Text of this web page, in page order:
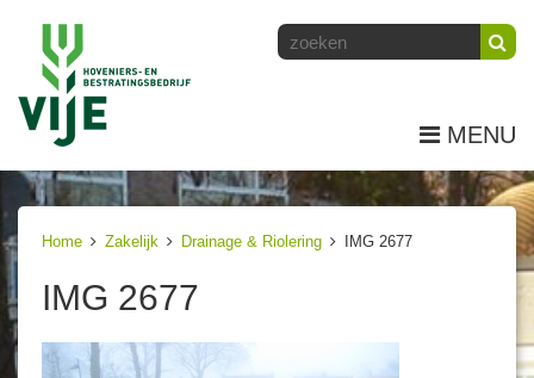
MENU
Home Zakelijk Drainage & Riolering IMG 2677
IMG 2677